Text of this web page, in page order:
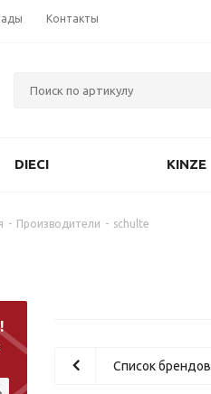
Контакты
DIECI KINZE
- Производители - schulte
Список брендов